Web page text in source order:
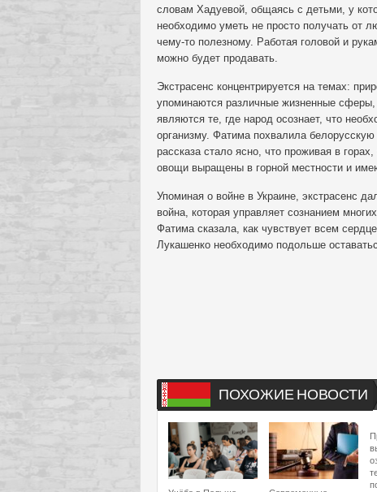
словам Хадуевой, общаясь с детьми, у
необходимо уметь не просто получать от
чему-то полезному. Работая головой и
можно будет продавать.
Экстрасенс концентрируется на темах:
упоминаются различные жизненные
являются те, где народ осознает, что
организму. Фатима похвалила
рассказа стало ясно, что проживая в
овощи выращены в горной местности и
Упоминая о войне в Украине, экстрасенс
война, которая управляет сознанием
Фатима сказала, как чувствует всем
Лукашенко необходимо подольше
ПОХОЖИЕ НОВОСТИ